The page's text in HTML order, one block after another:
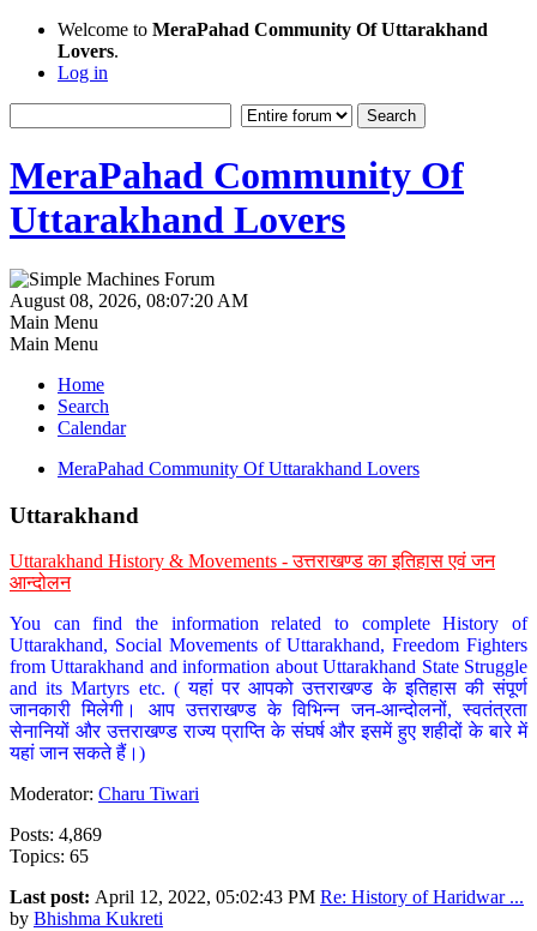
Welcome to MeraPahad Community Of Uttarakhand
Lovers.
Log in
MeraPahad Community Of
Uttarakhand Lovers
August 08, 2026, 08:07:20 AM
Main Menu
Main Menu
Home
Search
Calendar
MeraPahad Community Of Uttarakhand Lovers
Uttarakhand
Uttarakhand History & Movements - उत्तराखण्ड का इतिहास एवं जन
आन्दोलन
You can find the information related to complete History of
Uttarakhand, Social Movements of Uttarakhand, Freedom Fighters
from Uttarakhand and information about Uttarakhand State Struggle
and its Martyrs etc. ( यहां पर आपको उत्तराखण्ड के इतिहास की संपूर्ण
जानकारी मिलेगी। आप उत्तराखण्ड के विभिन्न जन-आन्दोलनों, स्वतंत्रता
सेनानियों और उत्तराखण्ड राज्य प्राप्ति के संघर्ष और इसमें हुए शहीदों के बारे में
यहां जान सकते हैं।)
Moderator: Charu Tiwari
Posts: 4,869
Topics: 65
Last post: April 12, 2022, 05:02:43 PM Re: History of Haridwar ...
by Bhishma Kukreti